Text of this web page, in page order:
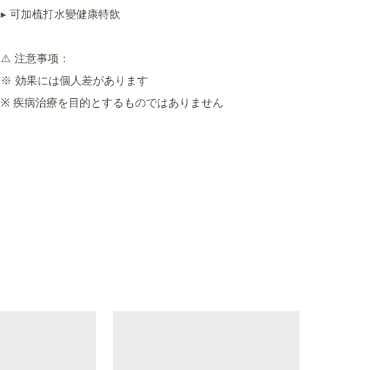
▸ 可加梳打水變健康特飲
⚠️ 注意事项：
※ 効果には個人差があります
※ 疾病治療を目的とするものではありません